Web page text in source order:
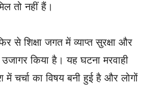
तो नहीं हैं।
से शिक्षा जगत में व्याप्त सुरक्षा और
किया है। यह घटना मरवाही
चर्चा का विषय बनी हुई है और लोगों